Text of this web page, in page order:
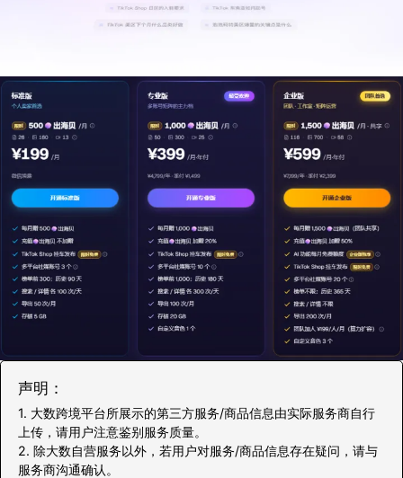
声明：
1. 大数跨境平台所展示的第三方服务/商品信息由实际服务商自行
上传，请用户注意鉴别服务质量。
2. 除大数自营服务以外，若用户对服务/商品信息存在疑问，请与
服务商沟通确认。